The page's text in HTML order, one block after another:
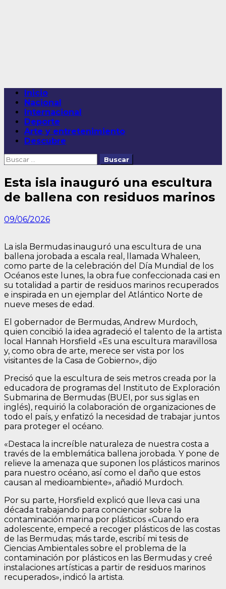
Menú
principal
Inicio
Nacional
Internacional
Deporte
Arte y entretenimiento
Descubre
Buscar:
Esta isla inauguró una escultura
de ballena con residuos marinos
09/06/2026
La isla Bermudas inauguró una escultura de una
ballena jorobada a escala real, llamada Whaleen,
como parte de la celebración del Día Mundial de los
Océanos este lunes, la obra fue confeccionada casi en
su totalidad a partir de residuos marinos recuperados
e inspirada en un ejemplar del Atlántico Norte de
nueve meses de edad.
El gobernador de Bermudas, Andrew Murdoch,
quien concibió la idea agradeció el talento de la artista
local Hannah Horsfield «Es una escultura maravillosa
y, como obra de arte, merece ser vista por los
visitantes de la Casa de Gobierno», dijo
Precisó que la escultura de seis metros creada por la
educadora de programas del Instituto de Exploración
Submarina de Bermudas (BUEI, por sus siglas en
inglés), requirió la colaboración de organizaciones de
todo el país, y enfatizó la necesidad de trabajar juntos
para proteger el océano.
«Destaca la increíble naturaleza de nuestra costa a
través de la emblemática ballena jorobada. Y pone de
relieve la amenaza que suponen los plásticos marinos
para nuestro océano, así como el daño que estos
causan al medioambiente», añadió Murdoch.
Por su parte, Horsfield explicó que lleva casi una
década trabajando para concienciar sobre la
contaminación marina por plásticos «Cuando era
adolescente, empecé a recoger plásticos de las costas
de las Bermudas; más tarde, escribí mi tesis de
Ciencias Ambientales sobre el problema de la
contaminación por plásticos en las Bermudas y creé
instalaciones artísticas a partir de residuos marinos
recuperados», indicó la artista.